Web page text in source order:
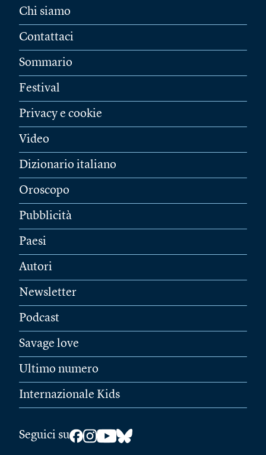
Chi siamo
Contattaci
Sommario
Festival
Privacy e cookie
Video
Dizionario italiano
Oroscopo
Pubblicità
Paesi
Autori
Newsletter
Podcast
Savage love
Ultimo numero
Internazionale Kids
Seguici su